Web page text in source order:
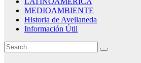
MEDIOAMBIENTE
Historia de Avellaneda
Información Útil